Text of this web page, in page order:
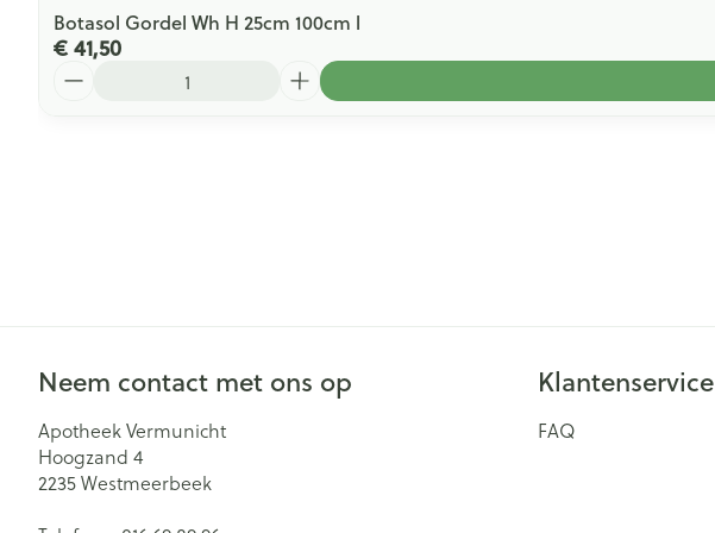
Botasol Gordel Wh H 25cm 100cm l
€ 41,50
Neem contact met ons op
Apotheek Vermunicht
Hoogzand 4
2235Westmeerbeek
Klantenservice
FAQ